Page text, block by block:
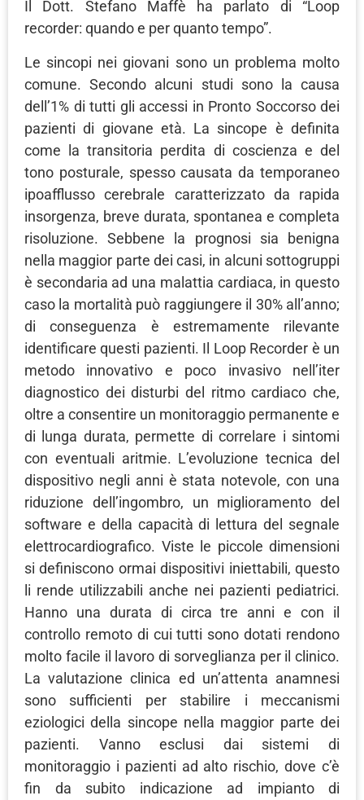
Il Dott. Stefano Maffè ha parlato di “Loop
recorder: quando e per quanto tempo”.
Le sincopi nei giovani sono un problema molto
comune. Secondo alcuni studi sono la causa
dell’1% di tutti gli accessi in Pronto Soccorso dei
pazienti di giovane età. La sincope è definita
come la transitoria perdita di coscienza e del
tono posturale, spesso causata da temporaneo
ipoafflusso cerebrale caratterizzato da rapida
insorgenza, breve durata, spontanea e completa
risoluzione. Sebbene la prognosi sia benigna
nella maggior parte dei casi, in alcuni sottogruppi
è secondaria ad una malattia cardiaca, in questo
caso la mortalità può raggiungere il 30% all’anno;
di conseguenza è estremamente rilevante
identificare questi pazienti. Il Loop Recorder è un
metodo innovativo e poco invasivo nell’iter
diagnostico dei disturbi del ritmo cardiaco che,
oltre a consentire un monitoraggio permanente e
di lunga durata, permette di correlare i sintomi
con eventuali aritmie. L’evoluzione tecnica del
dispositivo negli anni è stata notevole, con una
riduzione dell’ingombro, un miglioramento del
software e della capacità di lettura del segnale
elettrocardiografico. Viste le piccole dimensioni
si definiscono ormai dispositivi iniettabili, questo
li rende utilizzabili anche nei pazienti pediatrici.
Hanno una durata di circa tre anni e con il
controllo remoto di cui tutti sono dotati rendono
molto facile il lavoro di sorveglianza per il clinico.
La valutazione clinica ed un’attenta anamnesi
sono sufficienti per stabilire i meccanismi
eziologici della sincope nella maggior parte dei
pazienti. Vanno esclusi dai sistemi di
monitoraggio i pazienti ad alto rischio, dove c’è
fin da subito indicazione ad impianto di